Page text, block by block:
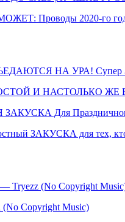
Проводы 2020-го
НА УРА! Супер
И НАСТОЛЬКО ЖЕ
Для
ЗАКУСКА для тех,
Tryezz (No Copyright
(No Copyright Music)